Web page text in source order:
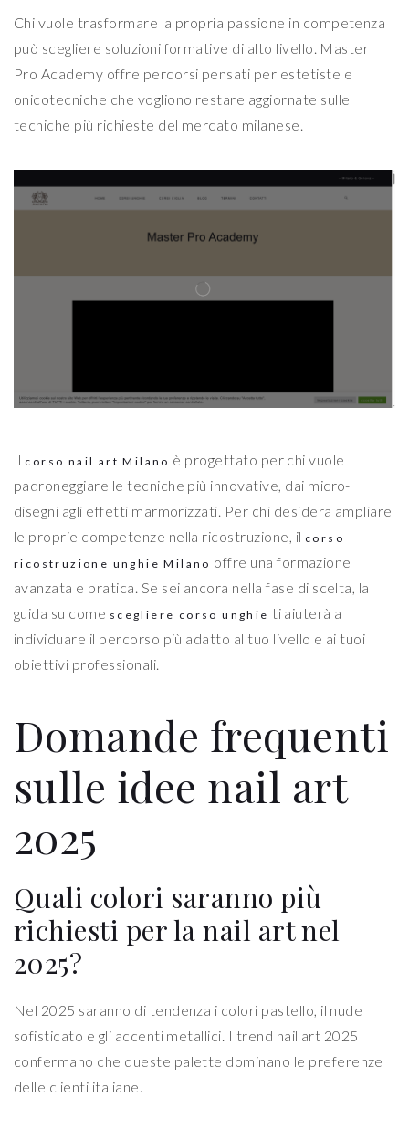
Chi vuole trasformare la propria passione in competenza
può scegliere soluzioni formative di alto livello. Master
Pro Academy offre percorsi pensati per estetiste e
onicotecniche che vogliono restare aggiornate sulle
tecniche più richieste del mercato milanese.
Il corso nail art Milano è progettato per chi vuole
padroneggiare le tecniche più innovative, dai micro-
disegni agli effetti marmorizzati. Per chi desidera ampliare
le proprie competenze nella ricostruzione, il corso
ricostruzione unghie Milano offre una formazione
avanzata e pratica. Se sei ancora nella fase di scelta, la
guida su come scegliere corso unghie ti aiuterà a
individuare il percorso più adatto al tuo livello e ai tuoi
obiettivi professionali.
Domande frequenti
sulle idee nail art
2025
Quali colori saranno più
richiesti per la nail art nel
2025?
Nel 2025 saranno di tendenza i colori pastello, il nude
sofisticato e gli accenti metallici. I trend nail art 2025
confermano che queste palette dominano le preferenze
delle clienti italiane.